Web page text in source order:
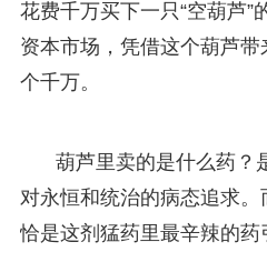
花费千万买下一只“空葫芦”
资本市场，凭借这个葫芦
个千万。
葫芦里卖的是什么药？
对永恒和统治的病态追求。
恰是这剂猛药里最辛辣的药